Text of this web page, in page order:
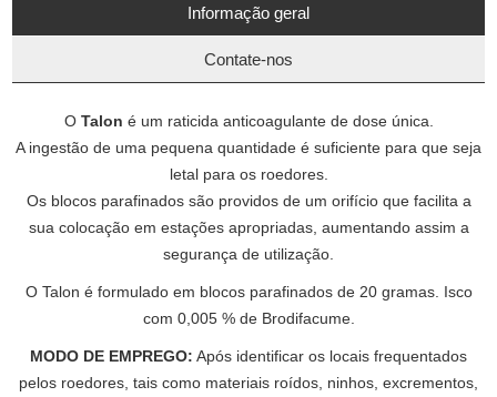
Informação geral
Contate-nos
O Talon é um raticida anticoagulante de dose única.
A ingestão de uma pequena quantidade é suficiente para que seja
letal para os roedores.
Os blocos parafinados são providos de um orifício que facilita a
sua colocação em estações apropriadas, aumentando assim a
segurança de utilização.
O Talon é formulado em blocos parafinados de 20 gramas. Isco
com 0,005 % de Brodifacume.
MODO DE EMPREGO: Após identificar os locais frequentados
pelos roedores, tais como materiais roídos, ninhos, excrementos,